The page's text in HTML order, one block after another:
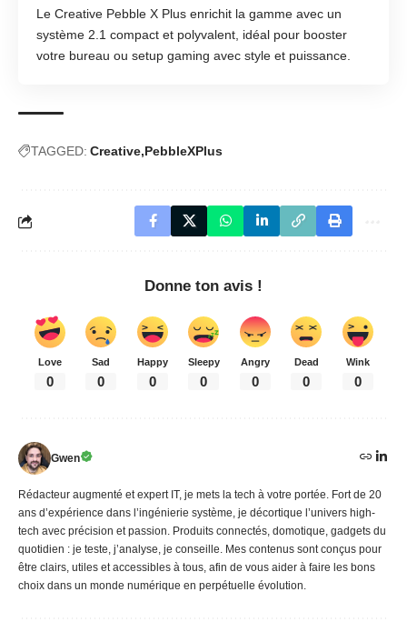
Le Creative Pebble X Plus enrichit la gamme avec un
système 2.1 compact et polyvalent, idéal pour booster
votre bureau ou setup gaming avec style et puissance.
TAGGED: Creative PebbleXPlus
Donne ton avis !
Love
0
Sad
0
Happy
0
Sleepy
0
Angry
0
Dead
0
Wink
0
Gwen
Rédacteur augmenté et expert IT, je mets la tech à votre portée. Fort de 20
ans d’expérience dans l’ingénierie système, je décortique l’univers high-
tech avec précision et passion. Produits connectés, domotique, gadgets du
quotidien : je teste, j’analyse, je conseille. Mes contenus sont conçus pour
être clairs, utiles et accessibles à tous, afin de vous aider à faire les bons
choix dans un monde numérique en perpétuelle évolution.